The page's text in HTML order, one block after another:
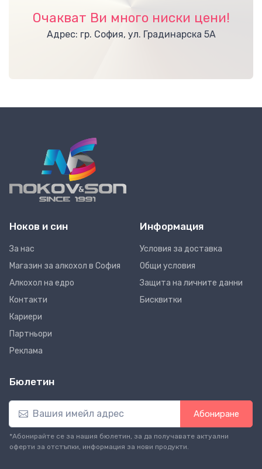
Очакват Ви много ниски цени!
Адрес: гр. София, ул. Градинарска 5А
Ноков и син
За нас
Магазин за алкохол в София
Алкохол на едро
Контакти
Кариери
Партньори
Реклама
Информация
Условия за доставка
Общи условия
Защита на личните данни
Бисквитки
Бюлетин
Абониране
*Абонирайте се за нашия бюлетин, за да получавате актуални
оферти за отстъпки, информация за нови продукти.